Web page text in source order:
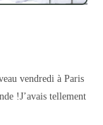
vendredi à Paris
!J’avais tellement